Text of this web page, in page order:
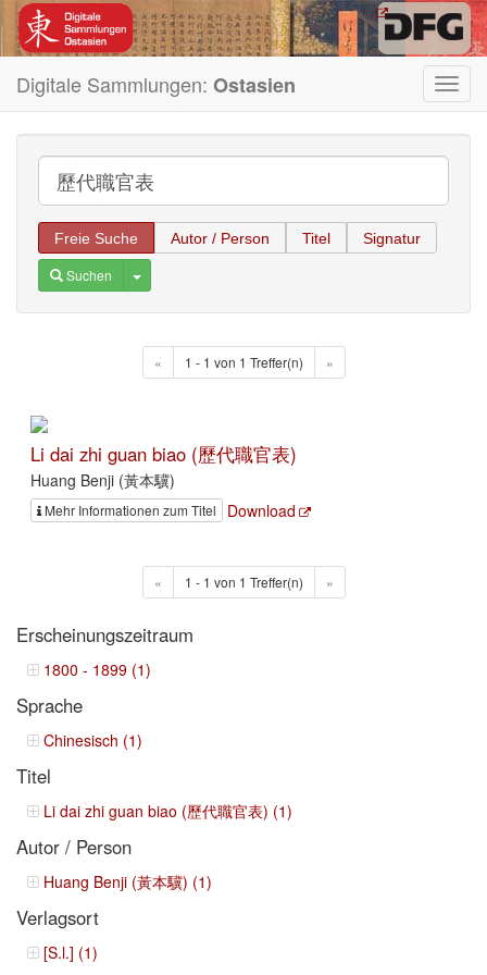
Digitale Sammlungen: Ostasien
Freie Suche Autor / Person Titel Signatur
Suchen Toggle Dropdown
« 1 - 1 von 1 Treffer(n) »
Li dai zhi guan biao (歷代職官表)
Huang Benji (黃本驥)
Mehr Informationen zum Titel Download
« 1 - 1 von 1 Treffer(n) »
Erscheinungszeitraum
1800 - 1899 (1)
Sprache
Chinesisch (1)
Titel
Li dai zhi guan biao (歷代職官表) (1)
Autor / Person
Huang Benji (黃本驥) (1)
Verlagsort
[S.l.] (1)